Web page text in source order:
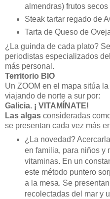
almendras) frutos secos
Steak tartar regado de
Tarta de Queso de
¿La guinda de cada plato?
periodistas especializados
más personal.
Territorio BIO
Un ZOOM en el mapa sitúa
viajando de norte a sur por:
Galicia. ¡ VITAMÍNATE!
Las algas consideradas
se presentan cada vez más
¿La novedad?
en familia, para niños y
vitaminas. En un
este método puntero
a la mesa. Se
recolectadas del mar y